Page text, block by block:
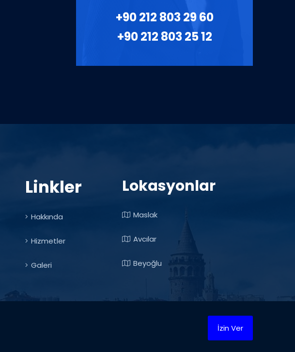
+90 212 803 29 60
+90 212 803 25 12
Linkler
Hakkında
Hizmetler
Galeri
Lokasyonlar
Maslak
Avcılar
Beyoğlu
İzin Ver